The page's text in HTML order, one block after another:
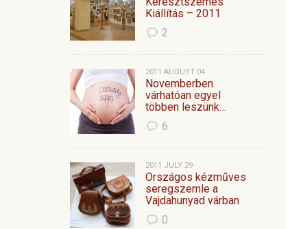
Kiállítás – 2011
2
2011 AUGUST 04
Novemberben
várhatóan egyel
többen leszünk…
6
2011 JULY 29
Országos kézműves
seregszemle a
Vajdahunyad várban
0